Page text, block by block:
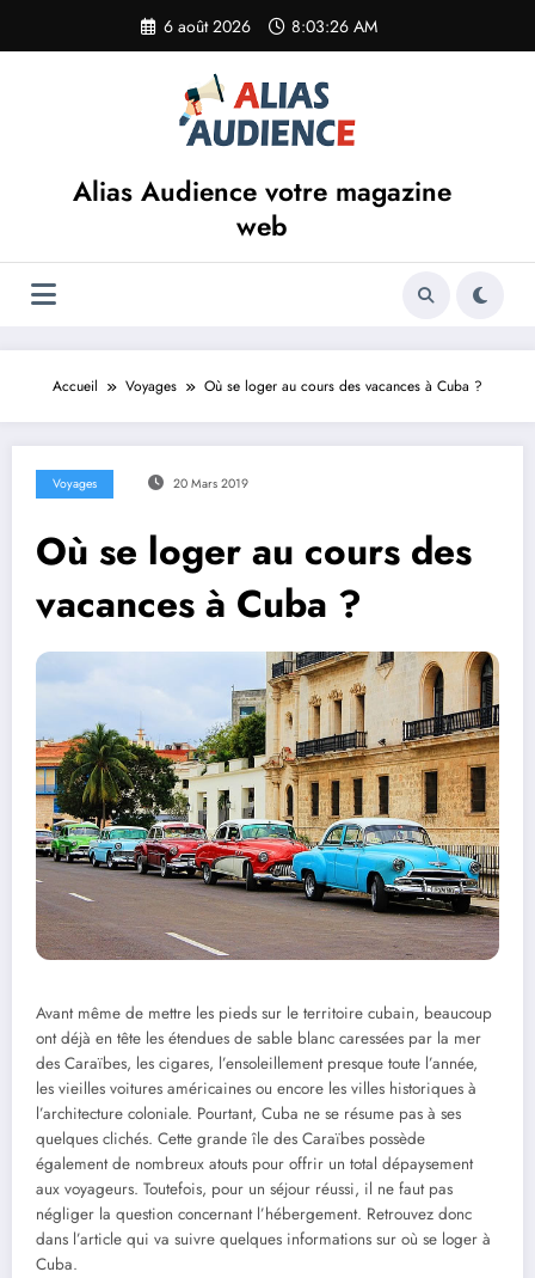
contenu
6 août 2026 8:03:26 AM
Alias Audience votre magazine
web
Accueil Voyages Où se loger au cours des vacances à Cuba ?
Voyages 20 Mars 2019
Où se loger au cours des
vacances à Cuba ?
Avant même de mettre les pieds sur le territoire cubain, beaucoup
ont déjà en tête les étendues de sable blanc caressées par la mer
des Caraïbes, les cigares, l’ensoleillement presque toute l’année,
les vieilles voitures américaines ou encore les villes historiques à
l’architecture coloniale. Pourtant, Cuba ne se résume pas à ses
quelques clichés. Cette grande île des Caraïbes possède
également de nombreux atouts pour offrir un total dépaysement
aux voyageurs. Toutefois, pour un séjour réussi, il ne faut pas
négliger la question concernant l’hébergement. Retrouvez donc
dans l’article qui va suivre quelques informations sur où se loger à
Cuba.